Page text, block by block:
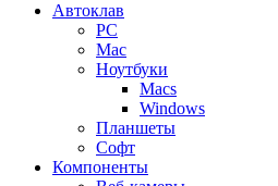
Автоклав
PC
Mac
Ноутбуки
Macs
Windows
Планшеты
Софт
Компоненты